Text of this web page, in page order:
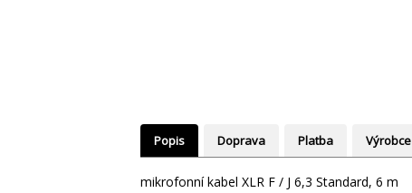
Popis Doprava Platba Výrobce
mikrofonní kabel XLR F / J 6,3 Standard, 6 m